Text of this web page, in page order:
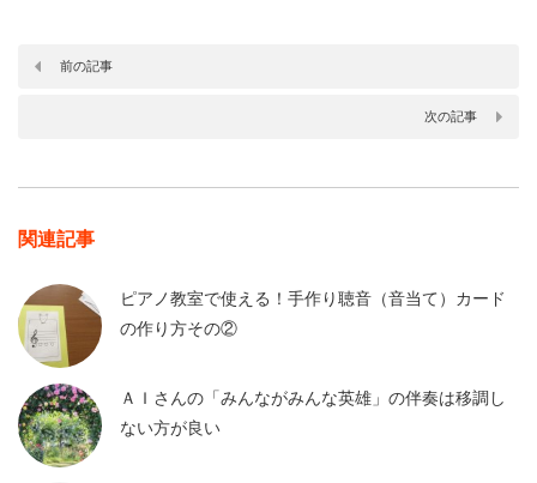
前の記事
次の記事
関連記事
ピアノ教室で使える！手作り聴音（音当て）カード
の作り方その②
ＡＩさんの「みんながみんな英雄」の伴奏は移調し
ない方が良い